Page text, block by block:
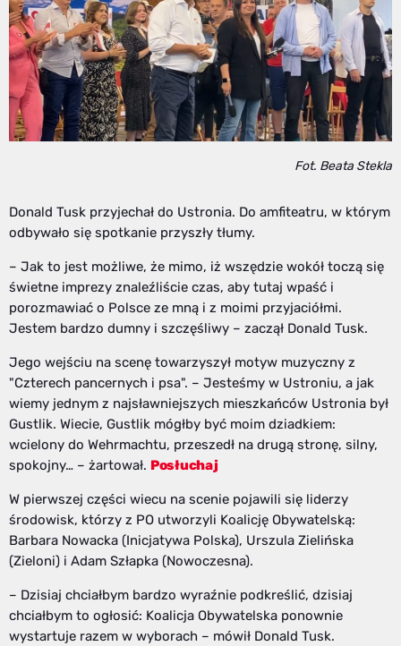
Fot. Beata Stekla
Donald Tusk przyjechał do Ustronia. Do amfiteatru, w którym
odbywało się spotkanie przyszły tłumy.
– Jak to jest możliwe, że mimo, iż wszędzie wokół toczą się
świetne imprezy znaleźliście czas, aby tutaj wpaść i
porozmawiać o Polsce ze mną i z moimi przyjaciółmi.
Jestem bardzo dumny i szczęśliwy – zaczął Donald Tusk.
Jego wejściu na scenę towarzyszył motyw muzyczny z
"Czterech pancernych i psa". – Jesteśmy w Ustroniu, a jak
wiemy jednym z najsławniejszych mieszkańców Ustronia był
Gustlik. Wiecie, Gustlik mógłby być moim dziadkiem:
wcielony do Wehrmachtu, przeszedł na drugą stronę, silny,
spokojny… – żartował. Posłuchaj
W pierwszej części wiecu na scenie pojawili się liderzy
środowisk, którzy z PO utworzyli Koalicję Obywatelską:
Barbara Nowacka (Inicjatywa Polska), Urszula Zielińska
(Zieloni) i Adam Szłapka (Nowoczesna).
– Dzisiaj chciałbym bardzo wyraźnie podkreślić, dzisiaj
chciałbym to ogłosić: Koalicja Obywatelska ponownie
wystartuje razem w wyborach – mówił Donald Tusk.